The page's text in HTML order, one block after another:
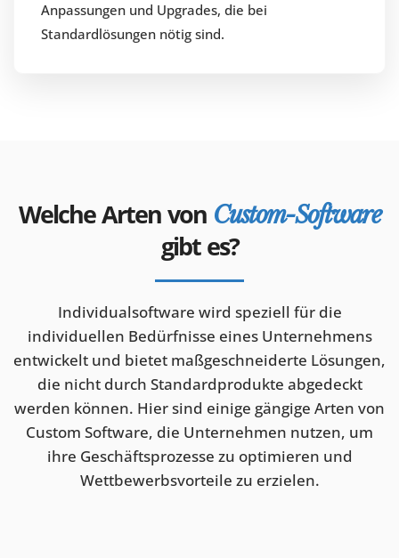
Anpassungen und Upgrades, die bei
Standardlösungen nötig sind.
Welche Arten von Custom-Software
gibt es?
Individualsoftware wird speziell für die
individuellen Bedürfnisse eines Unternehmens
entwickelt und bietet maßgeschneiderte Lösungen,
die nicht durch Standardprodukte abgedeckt
werden können. Hier sind einige gängige Arten von
Custom Software, die Unternehmen nutzen, um
ihre Geschäftsprozesse zu optimieren und
Wettbewerbsvorteile zu erzielen.